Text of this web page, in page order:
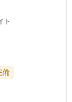
ト
備